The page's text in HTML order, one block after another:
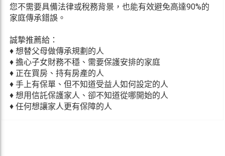
您不需要具備法律或稅務背景，也能有效避免高達90%的
家庭傳承錯誤。
誠摯推薦給：
♦ 想替父母做傳承規劃的人
♦ 擔心子女財務不穩、需要保護安排的家庭
♦ 正在買房、持有房產的人
♦ 手上有保單、但不知道受益人如何設定的人
♦ 想用信託保護家人、卻不知道從哪開始的人
♦ 任何想讓家人更有保障的人